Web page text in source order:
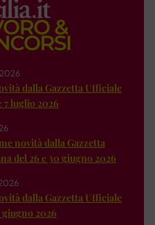
dalla Gazzetta Ufficiale
7 luglio 2026
novità dalla Gazzetta
del 26 e 30 giugno 2026
dalla Gazzetta Ufficiale
2026